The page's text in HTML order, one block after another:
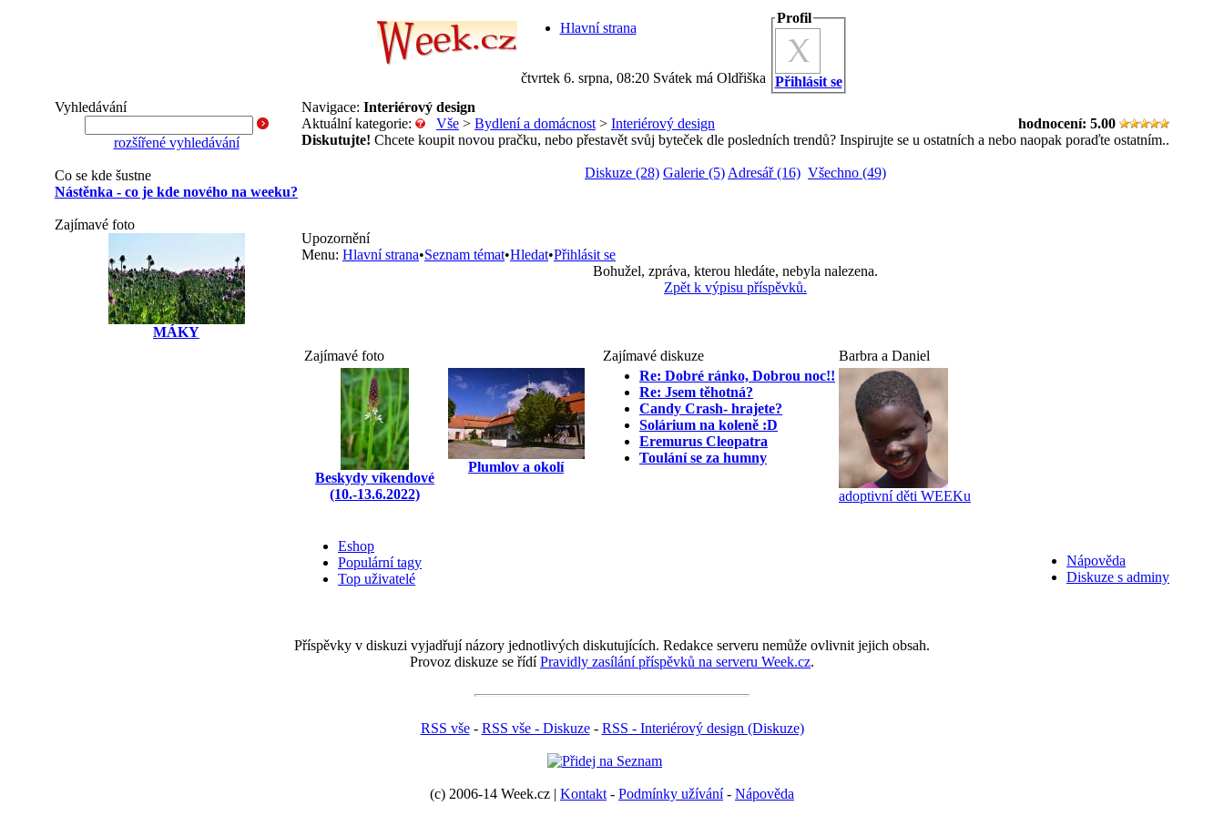
Hlavní strana
čtvrtek 6. srpna, 08:20 Svátek má Oldřiška
Profil
Přihlásit se
Vyhledávání
rozšířené vyhledávání
Co se kde šustne
Nástěnka - co je kde nového na weeku?
Zajímavé foto
MÁKY
Navigace: Interiérový design
hodnocení: 5.00
Aktuální kategorie: Vše > Bydlení a domácnost > Interiérový design
Diskutujte! Chcete koupit novou pračku, nebo přestavět svůj byteček dle posledních trendů? Inspirujte se u ostatních a nebo naopak poraďte ostatním..
Diskuze (28) Galerie (5) Adresář (16) Všechno (49)
Upozornění
Menu: Hlavní strana•Seznam témat•Hledat•Přihlásit se
Bohužel, zpráva, kterou hledáte, nebyla nalezena.
Zpět k výpisu příspěvků.
Zajímavé foto Zajímavé diskuze Barbra a Daniel
Beskydy víkendové
(10.-13.6.2022)
Plumlov a okolí
Re: Dobré ránko, Dobrou noc!!
Re: Jsem těhotná?
Candy Crash- hrajete?
Solárium na koleně :D
Eremurus Cleopatra
Toulání se za humny
adoptivní děti WEEKu
Nápověda
Diskuze s adminy
Eshop
Populární tagy
Top uživatelé
Příspěvky v diskuzi vyjadřují názory jednotlivých diskutujících. Redakce serveru nemůže ovlivnit jejich obsah.
Provoz diskuze se řídíPravidly zasílání příspěvků na serveru Week.cz.
RSS vše- RSS vše - Diskuze- RSS - Interiérový design (Diskuze)
(c) 2006-14 Week.cz | Kontakt - Podmínky užívání- Nápověda